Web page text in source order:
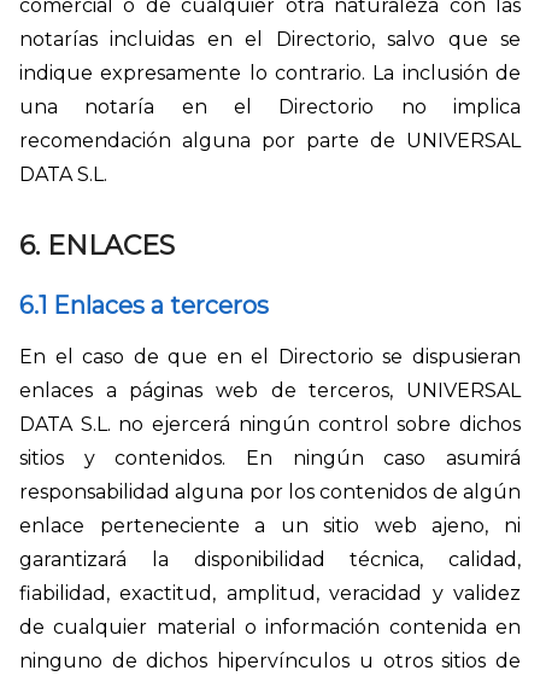
comercial o de cualquier otra naturaleza con las
notarías incluidas en el Directorio, salvo que se
indique expresamente lo contrario. La inclusión de
una notaría en el Directorio no implica
recomendación alguna por parte de UNIVERSAL
DATA S.L.
6. ENLACES
6.1 Enlaces a terceros
En el caso de que en el Directorio se dispusieran
enlaces a páginas web de terceros, UNIVERSAL
DATA S.L. no ejercerá ningún control sobre dichos
sitios y contenidos. En ningún caso asumirá
responsabilidad alguna por los contenidos de algún
enlace perteneciente a un sitio web ajeno, ni
garantizará la disponibilidad técnica, calidad,
fiabilidad, exactitud, amplitud, veracidad y validez
de cualquier material o información contenida en
ninguno de dichos hipervínculos u otros sitios de